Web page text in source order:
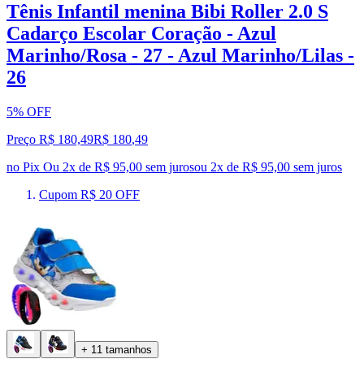
Tênis Infantil menina Bibi Roller 2.0 S
Cadarço Escolar Coração - Azul
Marinho/Rosa - 27 - Azul Marinho/Lilas -
26
5% OFF
Preço R$ 180,49R$ 180,49
no Pix Ou 2x de R$ 95,00 sem jurosou 2x de R$ 95,00 sem juros
Cupom R$ 20 OFF
+ 11 tamanhos